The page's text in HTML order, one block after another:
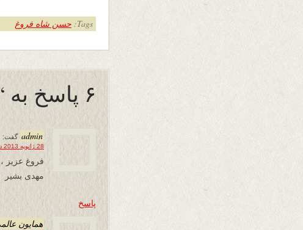
Tags: حسن شاه فروغ
۶ پاسخ به “درفروغِ آتش جنگ”
admin گفت:
28 ژانویه 2013 در 18:39
فروغ عزیز
مهدی بشیر
پاسخ
همایون